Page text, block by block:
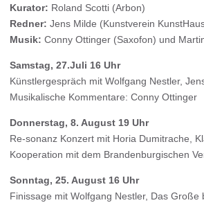
Kurator: Roland Scotti (Arbon)
Redner: Jens Milde (Kunstverein
Musik: Conny Ottinger (Saxofon) und
Samstag, 27.Juli 16 Uhr
Künstlergespräch mit Wolfgang Nestler,
Musikalische Kommentare: Conny Ottinger
Donnerstag, 8. August 19 Uhr
Re-sonanz Konzert mit Horia Dumitrache,
Kooperation mit dem Brandenburgischen
Sonntag, 25. August 16 Uhr
Finissage mit Wolfgang Nestler, Das